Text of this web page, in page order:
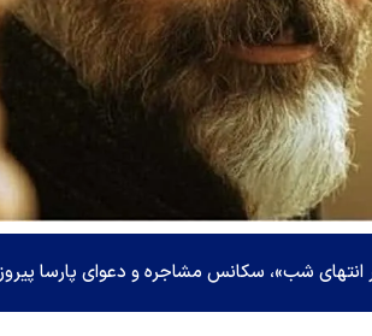
انتهای شب»، سکانس مشاجره و دعوای پارسا